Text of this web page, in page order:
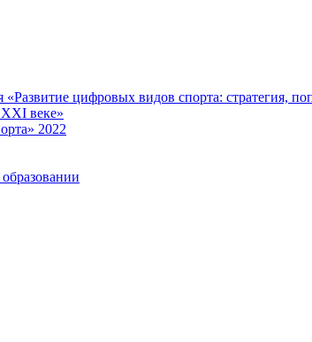
цифровых видов спорта: стратегия,
веке»
2022